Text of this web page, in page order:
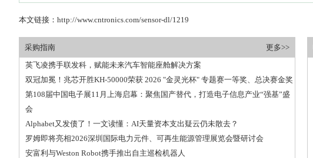
本文链接： http://www.cntronics.com/sensor-dl/1219
采购指南
更多>>
英飞凌携手联发科，赋能未来汽车智能座舱解决方案
双冠加冕！兆芯开胜KH‑50000荣获 2026 "金灵光杯" 专题赛一等奖、总决赛金奖
第108届中国电子展11月上海启幕：聚焦国产替代，打造电子信息产业“强基”盛
会
Alphabet又发债了！一文读懂：AI天量资本支出疑云仍未散去？
罗姆即将亮相2026深圳国际电力元件、可再生能源管理展览会暨研讨会
安富利与Weston Robot携手推出自主巡检机器人